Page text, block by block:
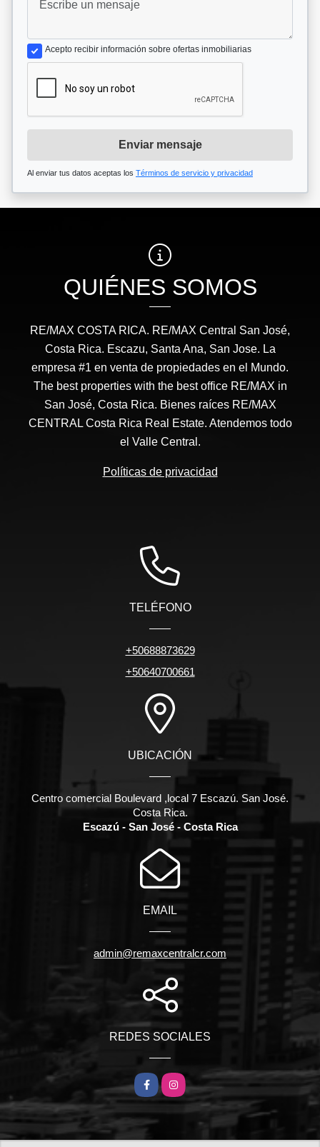
Acepto recibir información sobre ofertas inmobiliarias
Enviar mensaje
Al enviar tus datos aceptas los Términos de servicio y privacidad
QUIÉNES SOMOS
RE/MAX COSTA RICA. RE/MAX Central San José,
Costa Rica. Escazu, Santa Ana, San Jose. La
empresa #1 en venta de propiedades en el Mundo.
The best properties with the best office RE/MAX in
San José, Costa Rica. Bienes raíces RE/MAX
CENTRAL Costa Rica Real Estate. Atendemos todo
el Valle Central.
Políticas de privacidad
TELÉFONO
+50688873629
+50640700661
UBICACIÓN
Centro comercial Boulevard ,local 7 Escazú. San José.
Costa Rica.
Escazú - San José - Costa Rica
EMAIL
admin@remaxcentralcr.com
REDES SOCIALES
FacebookInstagram